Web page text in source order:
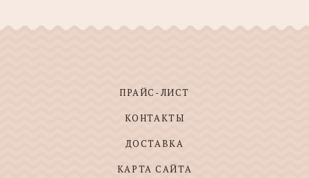
ПРАЙС-ЛИСТ
КОНТАКТЫ
ДОСТАВКА
КАРТА САЙТА